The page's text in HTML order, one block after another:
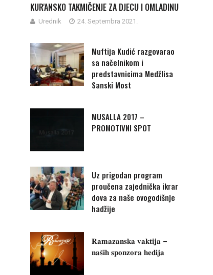
KUR'ANSKO TAKMIČENJE ZA DJECU I OMLADINU
Urednik 24. Septembra 2021.
Muftija Kudić razgovarao
sa načelnikom i
predstavnicima Medžlisa
Sanski Most
MUSALLA 2017 –
PROMOTIVNI SPOT
Uz prigodan program
proučena zajednička ikrar
dova za naše ovogodišnje
hadžije
𝐑𝐚𝐦𝐚𝐳𝐚𝐧𝐬𝐤𝐚 𝐯𝐚𝐤𝐭𝐢𝐣𝐚 –
𝐧𝐚𝐬̌𝐢𝐡 𝐬𝐩𝐨𝐧𝐳𝐨𝐫𝐚 𝐡𝐞𝐝𝐢𝐣𝐚